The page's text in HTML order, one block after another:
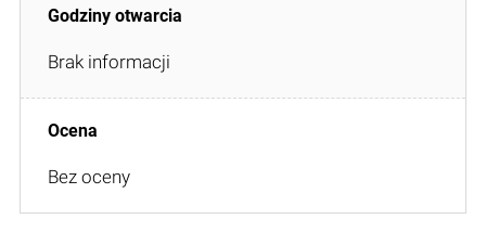
Brak informacji
Bez oceny